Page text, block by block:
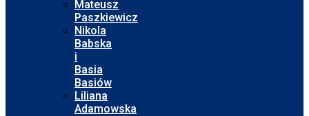
Mateusz
Paszkiewicz
Nikola
Babska
i
Basia
Basiów
Liliana
Adamowska